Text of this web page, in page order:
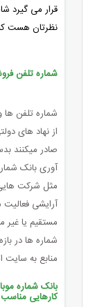
قرار می گیرد
نظرتان هست
شماره تلفن
شماره تلفن ها
از نهاد های
صادر میکنند
آوری بانک
مثل شرکت هایی
آرایشی
مستقیم یا غیر
شماره ها در
منابع به سایت
بانک شماره
کارهایی